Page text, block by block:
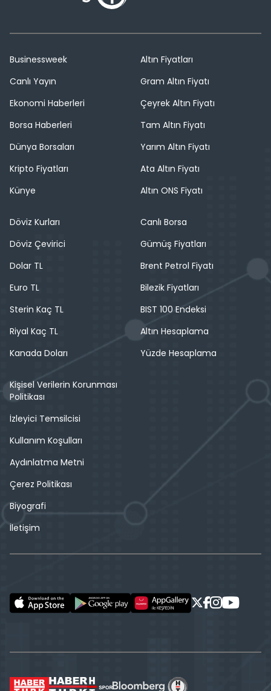
Businessweek
Canlı Yayın
Ekonomi Haberleri
Borsa Haberleri
Dünya Borsaları
Kripto Fiyatları
Künye
Altın Fiyatları
Gram Altın Fiyatı
Çeyrek Altın Fiyatı
Tam Altın Fiyatı
Yarım Altın Fiyatı
Ata Altın Fiyatı
Altın ONS Fiyatı
Döviz Kurları
Döviz Çevirici
Dolar TL
Euro TL
Sterin Kaç TL
Riyal Kaç TL
Kanada Doları
Canlı Borsa
Gümüş Fiyatları
Brent Petrol Fiyatı
Bilezik Fiyatları
BIST 100 Endeksi
Altın Hesaplama
Yüzde Hesaplama
Kişisel Verilerin Korunması
Politikası
İzleyici Temsilcisi
Kullanım Koşulları
Aydınlatma Metni
Çerez Politikası
Biyografi
İletişim